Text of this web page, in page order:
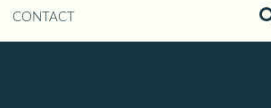
CONTACT